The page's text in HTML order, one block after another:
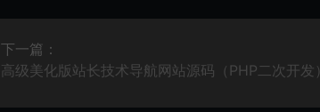
下一篇：
高级美化版站长技术导航网站源码（PHP二次开发）